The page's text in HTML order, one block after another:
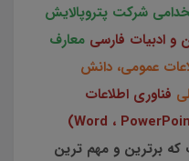
شرکت پتروپالایش
و ادبیات فارسی معارف
عمومی، دانش
فناوری اطلاعات
برترین و مهم ترین